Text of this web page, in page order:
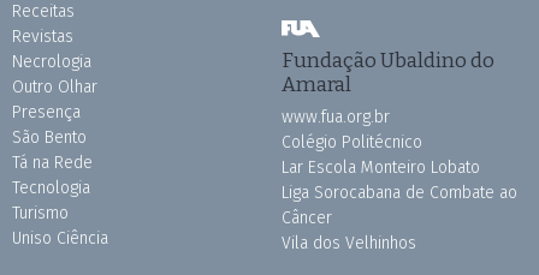
Receitas
Revistas
Necrologia
Outro Olhar
Presença
São Bento
Tá na Rede
Tecnologia
Turismo
Uniso Ciência
Fundação Ubaldino do
Amaral
www.fua.org.br
Colégio Politécnico
Lar Escola Monteiro Lobato
Liga Sorocabana de Combate ao
Câncer
Vila dos Velhinhos